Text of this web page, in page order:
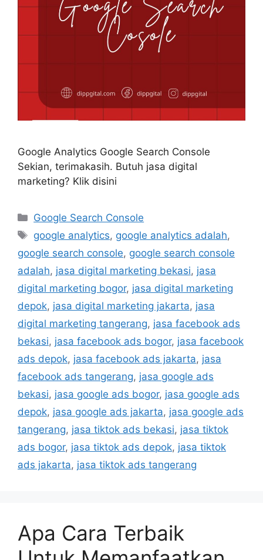
Google Analytics Google Search Console
Sekian, terimakasih. Butuh jasa digital
marketing? Klik disini
Google Search Console
google analytics, google analytics adalah,
google search console, google search console
adalah, jasa digital marketing bekasi, jasa
digital marketing bogor, jasa digital marketing
depok, jasa digital marketing jakarta, jasa
digital marketing tangerang, jasa facebook ads
bekasi, jasa facebook ads bogor, jasa facebook
ads depok, jasa facebook ads jakarta, jasa
facebook ads tangerang, jasa google ads
bekasi, jasa google ads bogor, jasa google ads
depok, jasa google ads jakarta, jasa google ads
tangerang, jasa tiktok ads bekasi, jasa tiktok
ads bogor, jasa tiktok ads depok, jasa tiktok
ads jakarta, jasa tiktok ads tangerang
Apa Cara Terbaik